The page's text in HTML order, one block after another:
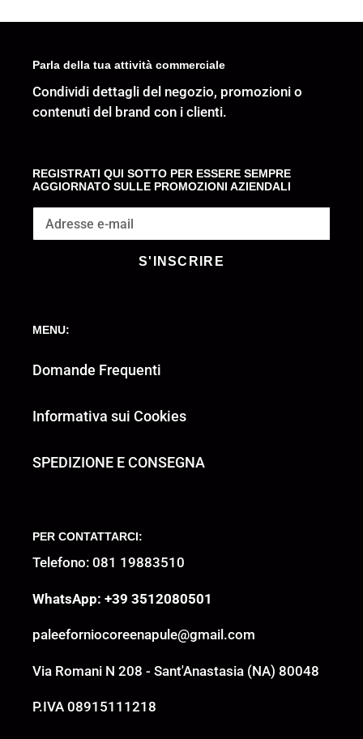
Parla della tua attività commerciale
Condividi dettagli del negozio, promozioni o
contenuti del brand con i clienti.
REGISTRATI QUI SOTTO PER ESSERE SEMPRE
AGGIORNATO SULLE PROMOZIONI AZIENDALI
S'INSCRIRE
MENU:
Domande Frequenti
Informativa sui Cookies
SPEDIZIONE E CONSEGNA
PER CONTATTARCI:
Telefono: 081 19883510
WhatsApp: +39 3512080501
paleeforniocoreenapule@gmail.com
Via Romani N 208 - Sant'Anastasia (NA) 80048
P.IVA 08915111218